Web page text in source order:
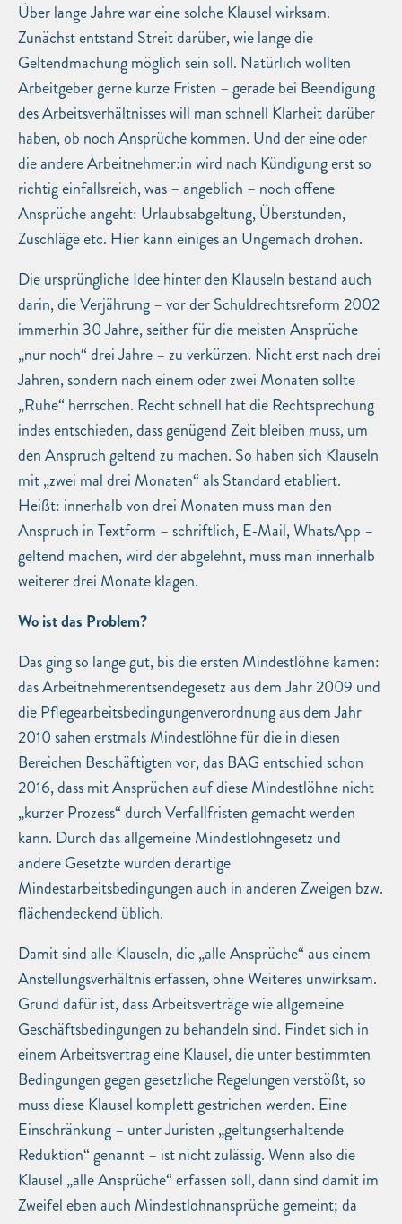
Über lange Jahre war eine solche Klausel wirksam.
Zunächst entstand Streit darüber, wie lange die
Geltendmachung möglich sein soll. Natürlich wollten
Arbeitgeber gerne kurze Fristen – gerade bei Beendigung
des Arbeitsverhältnisses will man schnell Klarheit darüber
haben, ob noch Ansprüche kommen. Und der eine oder
die andere Arbeitnehmer:in wird nach Kündigung erst so
richtig einfallsreich, was – angeblich – noch offene
Ansprüche angeht: Urlaubsabgeltung, Überstunden,
Zuschläge etc. Hier kann einiges an Ungemach drohen.
Die ursprüngliche Idee hinter den Klauseln bestand auch
darin, die Verjährung – vor der Schuldrechtsreform 2002
immerhin 30 Jahre, seither für die meisten Ansprüche
„nur noch“ drei Jahre – zu verkürzen. Nicht erst nach drei
Jahren, sondern nach einem oder zwei Monaten sollte
„Ruhe“ herrschen. Recht schnell hat die Rechtsprechung
indes entschieden, dass genügend Zeit bleiben muss, um
den Anspruch geltend zu machen. So haben sich Klauseln
mit „zwei mal drei Monaten“ als Standard etabliert.
Heißt: innerhalb von drei Monaten muss man den
Anspruch in Textform – schriftlich, E-Mail, WhatsApp –
geltend machen, wird der abgelehnt, muss man innerhalb
weiterer drei Monate klagen.
Wo ist das Problem?
Das ging so lange gut, bis die ersten Mindestlöhne kamen:
das Arbeitnehmerentsendegesetz aus dem Jahr 2009 und
die Pflegearbeitsbedingungenverordnung aus dem Jahr
2010 sahen erstmals Mindestlöhne für die in diesen
Bereichen Beschäftigten vor, das BAG entschied schon
2016, dass mit Ansprüchen auf diese Mindestlöhne nicht
„kurzer Prozess“ durch Verfallfristen gemacht werden
kann. Durch das allgemeine Mindestlohngesetz und
andere Gesetzte wurden derartige
Mindestarbeitsbedingungen auch in anderen Zweigen bzw.
flächendeckend üblich.
Damit sind alle Klauseln, die „alle Ansprüche“ aus einem
Anstellungsverhältnis erfassen, ohne Weiteres unwirksam.
Grund dafür ist, dass Arbeitsverträge wie allgemeine
Geschäftsbedingungen zu behandeln sind. Findet sich in
einem Arbeitsvertrag eine Klausel, die unter bestimmten
Bedingungen gegen gesetzliche Regelungen verstößt, so
muss diese Klausel komplett gestrichen werden. Eine
Einschränkung – unter Juristen „geltungserhaltende
Reduktion“ genannt – ist nicht zulässig. Wenn also die
Klausel „alle Ansprüche“ erfassen soll, dann sind damit im
Zweifel eben auch Mindestlohnansprüche gemeint; da